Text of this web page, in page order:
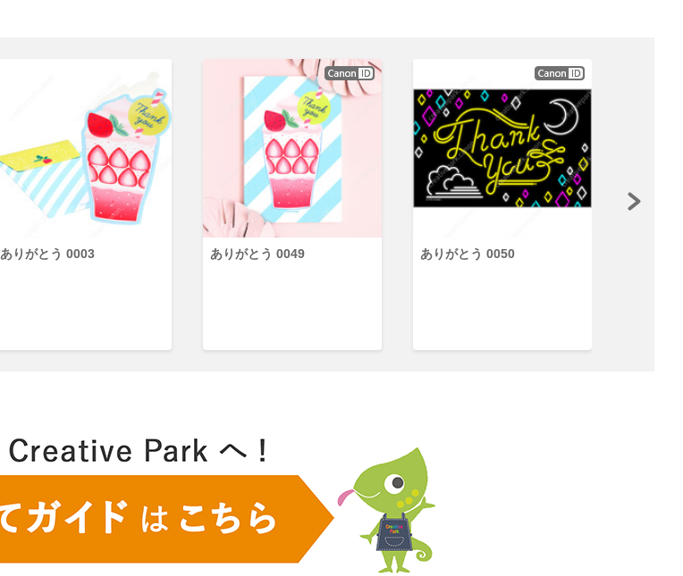
ありがとう 0003 ありがとう 0049 ありがとう 0050